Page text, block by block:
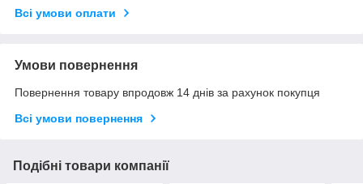
Всі умови оплати
Умови повернення
Повернення товару впродовж 14 днів за рахунок покупця
Всі умови повернення
Подібні товари компанії